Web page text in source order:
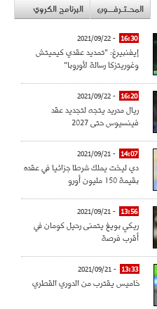
المحـتـرفــون البرنامج الكروي
16:30
- 2021/09/22
إيفنبيرغ: "تمديد عقدي كيميتش
وغوريتزكا رسالة لأوروبا"
16:20
- 2021/09/22
ريال مدريد يتجه لتجديد عقد
فينسيوس حتى 2027
14:07
- 2021/09/21
دي ليخت يملك شرطا جزائيا في عقده
بقيمة 150 مليون أورو
13:56
- 2021/09/21
ريكي بويغ يتمنى رحيل كومان في
أقرب فرصة
13:33
- 2021/09/21
خاميس يقترب من الدوري القطري